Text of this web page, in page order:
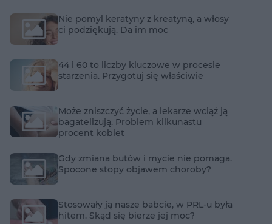
Nie pomyl keratyny z kreatyną, a włosy
ci podziękują. Da im moc
44 i 60 to liczby kluczowe w procesie
starzenia. Przygotuj się właściwie
Może zniszczyć życie, a lekarze wciąż ją
bagatelizują. Problem kilkunastu
procent kobiet
Gdy zmiana butów i mycie nie pomaga.
Spocone stopy objawem choroby?
Stosowały ją nasze babcie, w PRL-u była
hitem. Skąd się bierze jej moc?